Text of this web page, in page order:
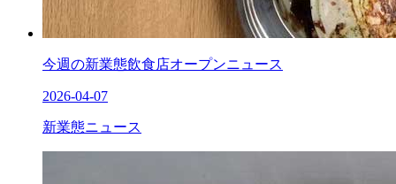
今週の新業態飲食店オープンニュース
2026-04-07
新業態ニュース